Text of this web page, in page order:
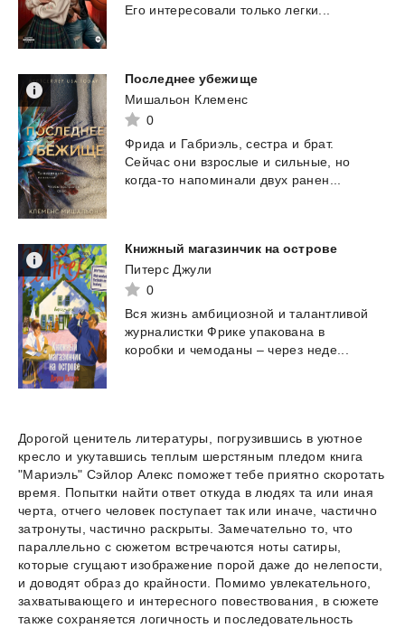
Его интересовали только легки...
Последнее убежище
Мишальон Клеменс
0
Фрида и Габриэль, сестра и брат.
Сейчас они взрослые и сильные,
но
когда-то напоминали двух ранен...
Книжный магазинчик на острове
Питерс Джули
0
Вся жизнь амбициозной и талантливой
журналистки Фрике упакована в
коробки и чемоданы – через неде...
Дорогой ценитель литературы, погрузившись в уютное
кресло и укутавшись теплым шерстяным пледом книга
"Мариэль" Сэйлор Алекс поможет тебе приятно скоротать
время. Попытки найти ответ откуда в людях та или иная
черта, отчего человек поступает так или иначе, частично
затронуты, частично раскрыты. Замечательно то, что
параллельно с сюжетом встречаются ноты сатиры,
которые сгущают изображение порой даже до нелепости,
и доводят образ до крайности. Помимо увлекательного,
захватывающего и интересного повествования, в сюжете
также сохраняется логичность и последовательность